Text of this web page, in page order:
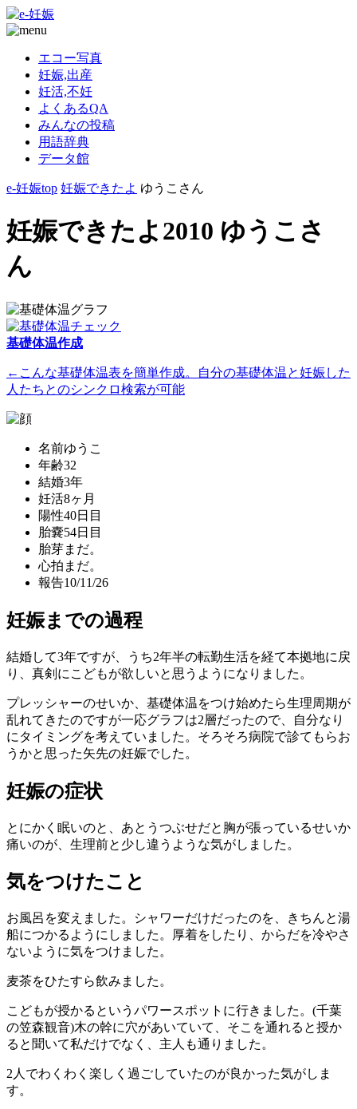
エコー写真
妊娠,出産
妊活,不妊
よくあるQA
みんなの投稿
用語辞典
データ館
e-妊娠top 妊娠できたよ ゆうこさん
妊娠できたよ2010 ゆうこさ
ん
基礎体温作成
←こんな基礎体温表を簡単作成。自分の基礎体温と妊娠した
人たちとのシンクロ検索が可能
名前ゆうこ
年齢32
結婚3年
妊活8ヶ月
陽性40日目
胎嚢54日目
胎芽まだ。
心拍 まだ。
報告10/11/26
妊娠までの過程
結婚して3年ですが、うち2年半の転勤生活を経て本拠地に戻
り、真剣にこどもが欲しいと思うようになりました。
プレッシャーのせいか、基礎体温をつけ始めたら生理周期が
乱れてきたのですが一応グラフは2層だったので、自分なり
にタイミングを考えていました。そろそろ病院で診てもらお
うかと思った矢先の妊娠でした。
妊娠の症状
とにかく眠いのと、あとうつぶせだと胸が張っているせいか
痛いのが、生理前と少し違うような気がしました。
気をつけたこと
お風呂を変えました。シャワーだけだったのを、きちんと湯
船につかるようにしました。厚着をしたり、からだを冷やさ
ないように気をつけました。
麦茶をひたすら飲みました。
こどもが授かるというパワースポットに行きました。(千葉
の笠森観音)木の幹に穴があいていて、そこを通れると授か
ると聞いて私だけでなく、主人も通りました。
2人でわくわく楽しく過ごしていたのが良かった気がしま
す。